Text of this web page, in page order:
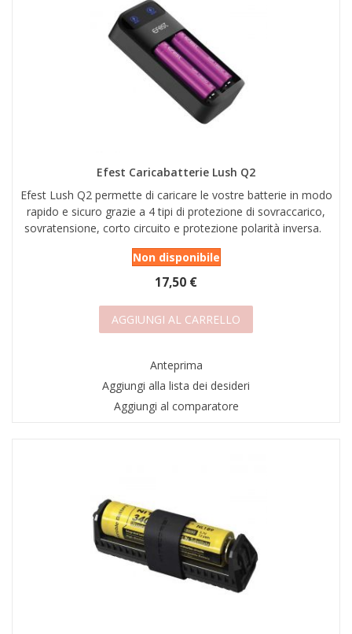
Efest Caricabatterie Lush Q2
Efest Lush Q2 permette di caricare le vostre batterie in modo
rapido e sicuro grazie a 4 tipi di protezione di sovraccarico,
sovratensione, corto circuito e protezione polarità inversa.
Non disponibile
17,50 €
AGGIUNGI AL CARRELLO
Anteprima
Aggiungi alla lista dei desideri
Aggiungi al comparatore